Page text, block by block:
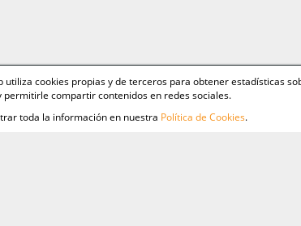
utiliza cookies propias y de terceros para obtener estadísticas
permitirle compartir contenidos en redes sociales.
toda la información en nuestra Política de Cookies.